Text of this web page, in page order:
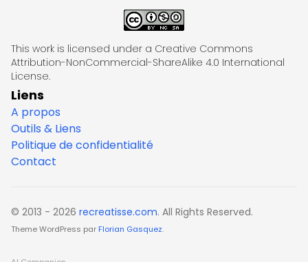
This work is licensed under a Creative Commons
Attribution-NonCommercial-ShareAlike 4.0 International
License.
Liens
A propos
Outils & Liens
Politique de confidentialité
Contact
© 2013 - 2026 recreatisse.com. All Rights Reserved.
Theme WordPress par Florian Gasquez.